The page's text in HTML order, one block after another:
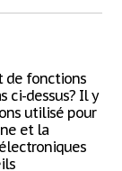
de fonctions
ci-dessus? Il y
utilisé pour
et la